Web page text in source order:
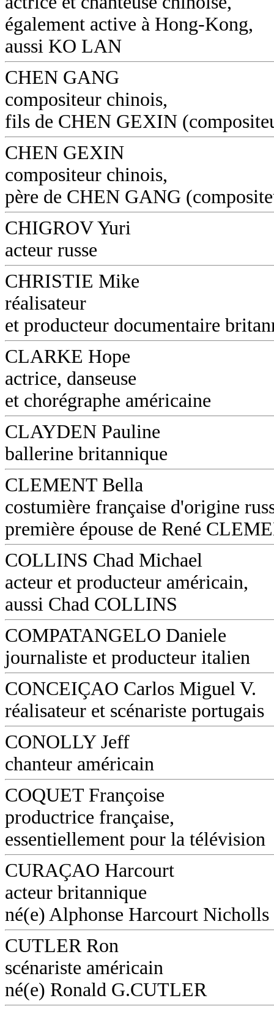
également active à Hong-Kong,
aussi KO LAN
CHEN GANG
compositeur chinois,
fils de CHEN GEXIN
CHEN GEXIN
compositeur chinois,
père de CHEN GANG
CHIGROV Yuri
acteur russe
CHRISTIE Mike
réalisateur
et producteur documentaire
CLARKE Hope
actrice, danseuse
et chorégraphe américaine
CLAYDEN Pauline
ballerine britannique
CLEMENT Bella
costumière française d'origine
première épouse de René
COLLINS Chad Michael
acteur et producteur américain,
aussi Chad COLLINS
COMPATANGELO Daniele
journaliste et producteur italien
CONCEIÇAO Carlos Miguel V.
réalisateur et scénariste portugais
CONOLLY Jeff
chanteur américain
COQUET Françoise
productrice française,
essentiellement pour la télévision
CURAÇAO Harcourt
acteur britannique
né(e) Alphonse Harcourt Nicholls
CUTLER Ron
scénariste américain
né(e) Ronald G.CUTLER